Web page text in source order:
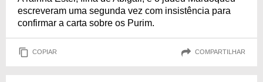
escreveram uma segunda vez com insistência para
confirmar a carta sobre os Purim.
COPIAR COMPARTILHAR